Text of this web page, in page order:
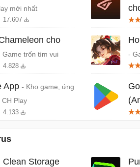
mới nhất
17.607
cho
Game trốn tìm vui
chơi
4.828
App - Kho game, ứng
Play
4.133
-
Da
Clean Storage